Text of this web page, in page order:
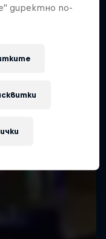
директно по-